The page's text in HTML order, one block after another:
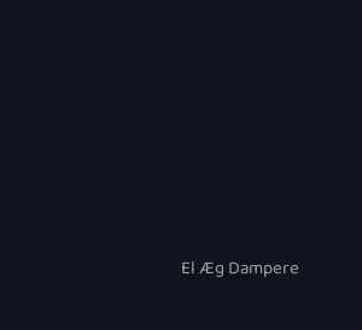
El Æg Dampere